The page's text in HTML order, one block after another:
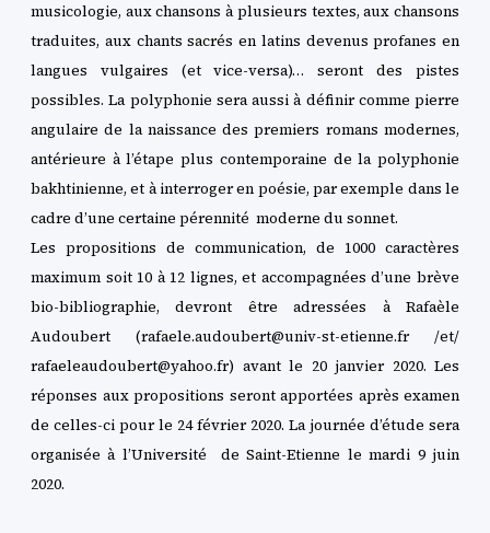
musicologie, aux chansons à plusieurs textes, aux chansons
traduites, aux chants sacrés en latins devenus profanes en
langues vulgaires (et vice-versa)… seront des pistes
possibles. La polyphonie sera aussi à définir comme pierre
angulaire de la naissance des premiers romans modernes,
antérieure à l’étape plus contemporaine de la polyphonie
bakhtinienne, et à interroger en poésie, par exemple dans le
cadre d’une certaine pérennité moderne du sonnet.
Les propositions de communication, de 1000 caractères
maximum soit 10 à 12 lignes, et accompagnées d’une brève
bio-bibliographie, devront être adressées à Rafaèle
Audoubert (rafaele.audoubert@univ-st-etienne.fr /et/
rafaeleaudoubert@yahoo.fr) avant le 20 janvier 2020. Les
réponses aux propositions seront apportées après examen
de celles-ci pour le 24 février 2020. La journée d’étude sera
organisée à l’Université de Saint-Etienne le mardi 9 juin
2020.